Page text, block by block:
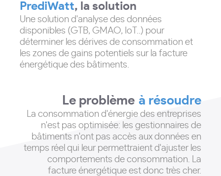
PrediWatt, la solution
Une solution d'analyse des données
disponibles (GTB, GMAO, IoT..) pour
déterminer les dérives de consommation et
les zones de gains potentiels sur la facture
énergétique des bâtiments.
Le problème à résoudre
La consommation d'énergie des entreprises
n'est pas optimisée: les gestionnaires de
bâtiments n'ont pas accès aux données en
temps réel qui leur permettraient d'ajuster les
comportements de consommation. La
facture énergétique est donc très cher.